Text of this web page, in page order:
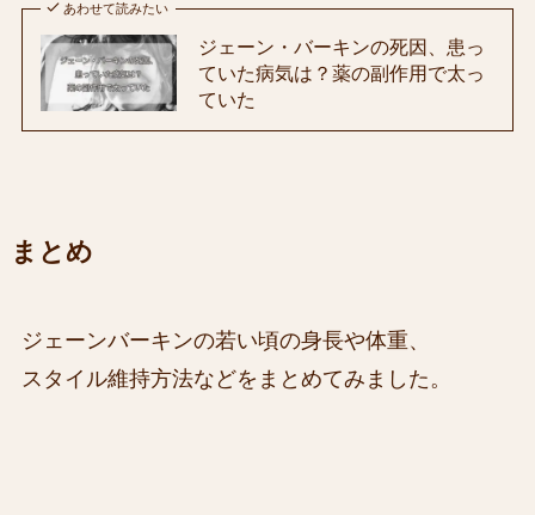
あわせて読みたい
ジェーン・バーキンの死因、患っ
ていた病気は？薬の副作用で太っ
ていた
まとめ
ジェーンバーキンの若い頃の身長や体重、
スタイル維持方法などをまとめてみました。